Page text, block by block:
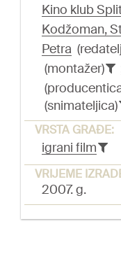
Kino klub
Kodžoman,
Petra
(montažer)
(snimateljica)
VRSTA GRAĐE:
igrani film
VRIJEME
2007. g.